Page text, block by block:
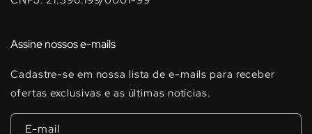
Assine nossos e-mails
Cadastre-se em nossa lista de e-mails para receber
ofertas exclusivas e as últimas notícias.
E-mail